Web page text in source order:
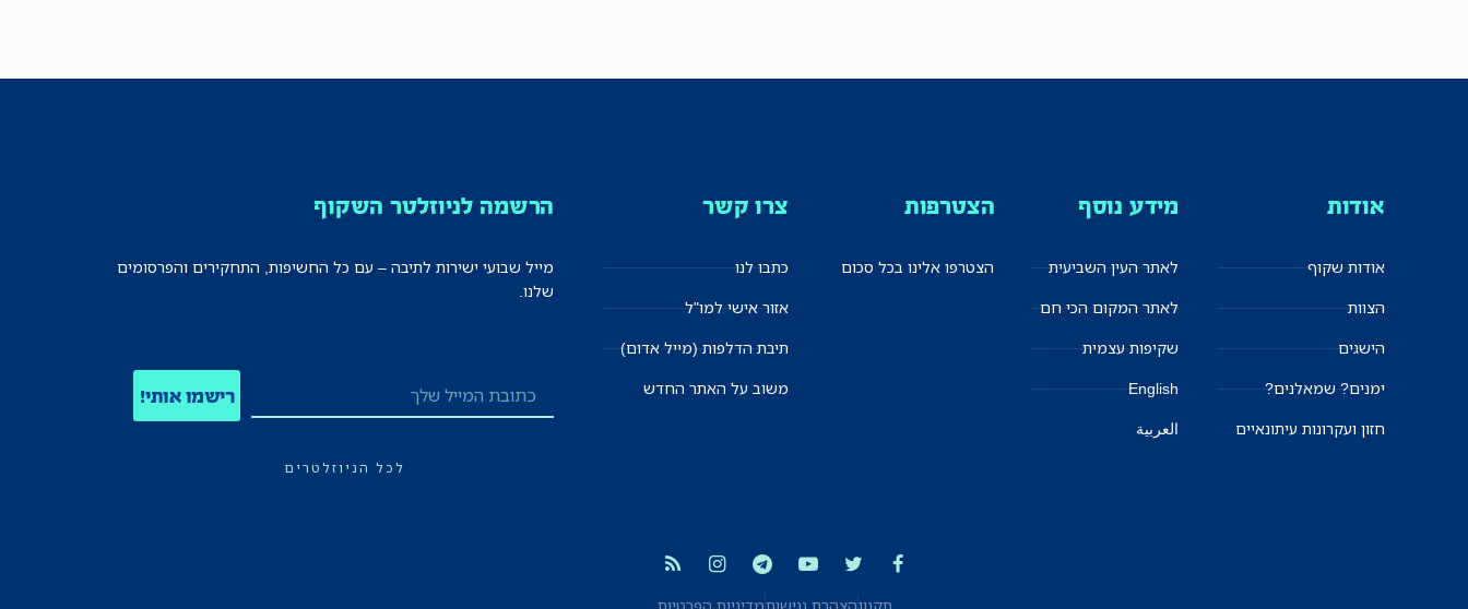
אודות
אודות שקוף
הצוות
הישגים
ימנים? שמאלנים?
חזון ועקרונות עיתונאיים
מידע נוסף
לאתר העין השביעית
לאתר המקום הכי חם
שקיפות עצמית
English
العربية
הצטרפות
הצטרפו אלינו בכל סכום
צרו קשר
כתבו לנו
אזור אישי למו"ל
תיבת הדלפות (מייל אדום)
משוב על האתר החדש
הרשמה לניוזלטר השקוף
מייל שבועי ישירות לתיבה – עם כל החשיפות, התחקירים והפרסומים
שלנו.
רישמו אותי!
לכל הניוזלטרים
תקנוןהצהרת נגישותמדיניות הפרטיות